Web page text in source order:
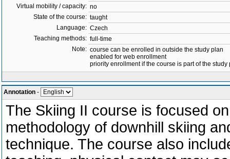
Virtual mobility / capacity: no
State of the course: taught
Language: Czech
Teaching methods: full-time
Note: course can be enrolled in outside the study plan
enabled for web enrollment
priority enrollment if the course is part of the study
Annotation -
The Skiing II course is focused
methodology of downhill skiing
technique. The course also